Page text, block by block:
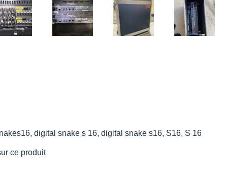
digital snake s 16, digital snake s16, S16, S 16
ce produit